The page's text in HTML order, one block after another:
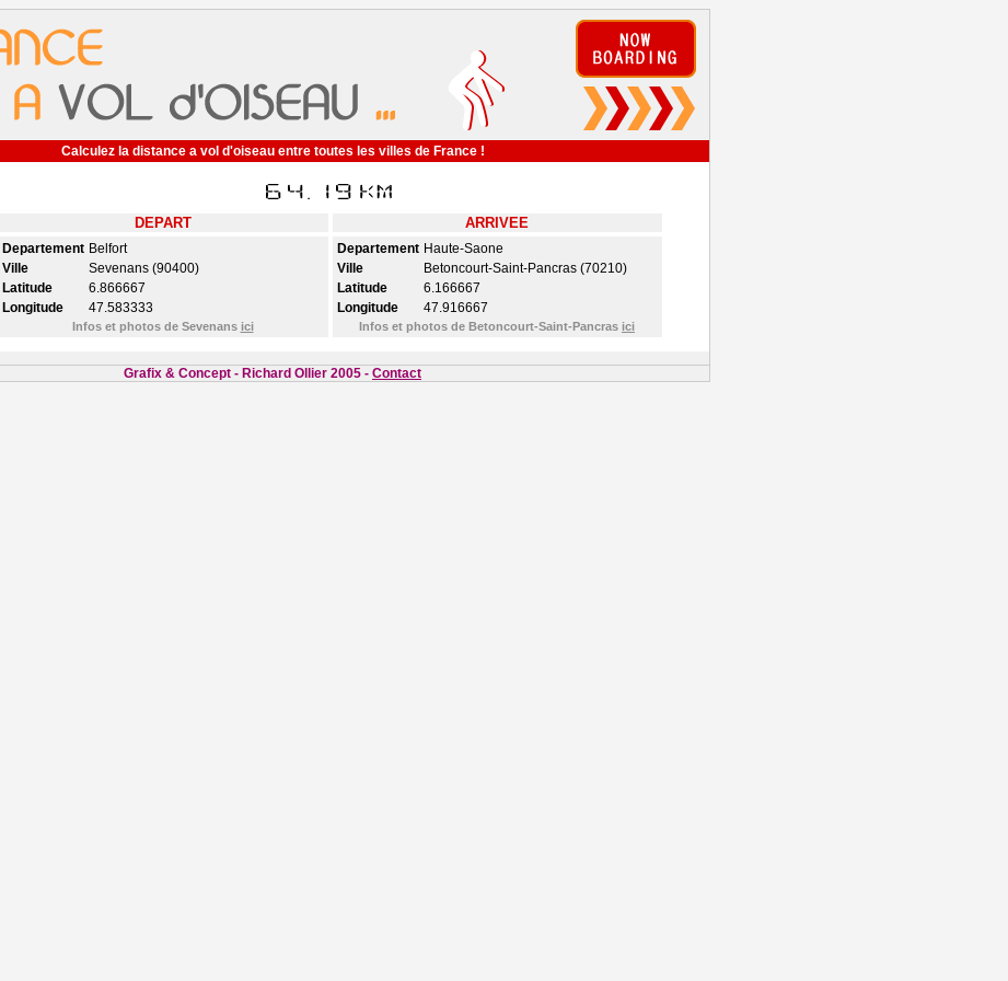
Calculez la distance a vol d'oiseau entre toutes les villes de France !
DEPART ARRIVEE
Departement Belfort
Ville
Sevenans (90400)
Latitude
6.866667
Longitude
47.583333
Infos et photos de Sevenans ici
Departement Haute-Saone
Ville
Betoncourt-Saint-Pancras (70210)
Latitude
6.166667
Longitude
47.916667
Infos et photos de Betoncourt-Saint-Pancras ici
Grafix & Concept - Richard Ollier 2005 - Contact